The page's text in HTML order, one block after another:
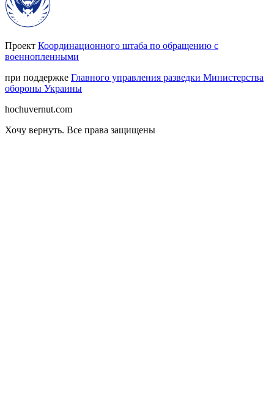
Проект Координационного штаба по обращению с
военнопленными
при поддержке Главного управления разведки Министерства
обороны Украины
hochuvernut.com
Хочу вернуть. Все права защищены